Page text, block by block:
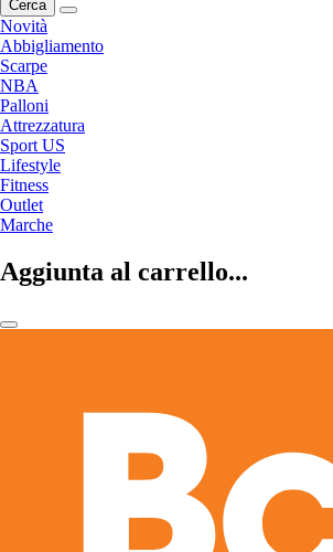
Cerca
Novità
Abbigliamento
Scarpe
NBA
Palloni
Attrezzatura
Sport US
Lifestyle
Fitness
Outlet
Marche
Aggiunta al carrello...